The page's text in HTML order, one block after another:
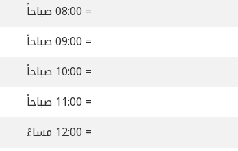
= 08:00 صباحاً
= 09:00 صباحاً
= 10:00 صباحاً
= 11:00 صباحاً
= 12:00 مساءً